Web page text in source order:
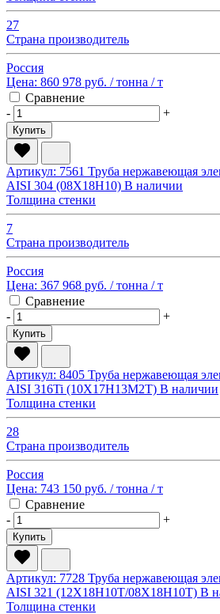
27
Страна производитель
Россия
Цена: 860 978 руб. / тонна / т
Сравнение
-
+
Купить
Артикул: 7561 Труба нержавеющая
AISI 304 (08Х18Н10) В наличии
Толщина стенки
7
Страна производитель
Россия
Цена: 367 968 руб. / тонна / т
Сравнение
-
+
Купить
Артикул: 8405 Труба нержавеющая
AISI 316Ti (10Х17Н13М2Т) В наличии
Толщина стенки
28
Страна производитель
Россия
Цена: 743 150 руб. / тонна / т
Сравнение
-
+
Купить
Артикул: 7728 Труба нержавеющая
AISI 321 (12Х18Н10Т/08Х18Н10Т) В
Толщина стенки